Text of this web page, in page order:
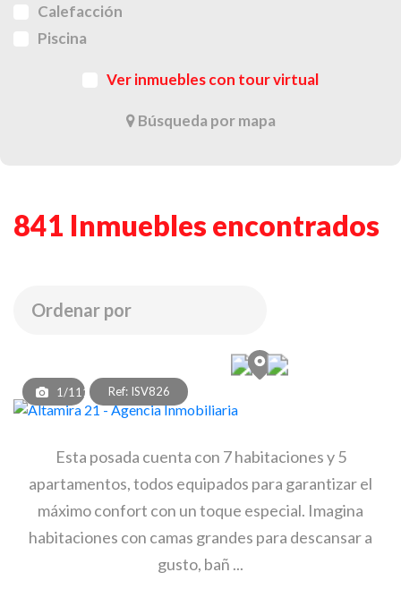
Calefacción
Piscina
Ver inmuebles con tour virtual
Búsqueda por mapa
841 Inmuebles encontrados
1/111 Ref: ISV826
Esta posada cuenta con 7 habitaciones y 5
apartamentos, todos equipados para garantizar el
máximo confort con un toque especial. Imagina
habitaciones con camas grandes para descansar a
gusto, bañ ...